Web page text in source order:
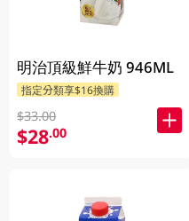
明治頂級鮮牛奶 946ML
指定分類享$16換購
$33.00
$28.00